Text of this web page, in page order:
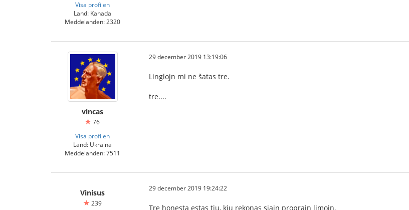
Visa profilen
Land: Kanada
Meddelanden: 2320
vincas
76
Visa profilen
Land: Ukraina
Meddelanden: 7511
29 december 2019 13:19:06
Linglojn mi ne šatas tre.
tre....
Vinisus
239
29 december 2019 19:24:22
Tre honesta estas tiu, kiu rekonas siajn proprajn limojn.